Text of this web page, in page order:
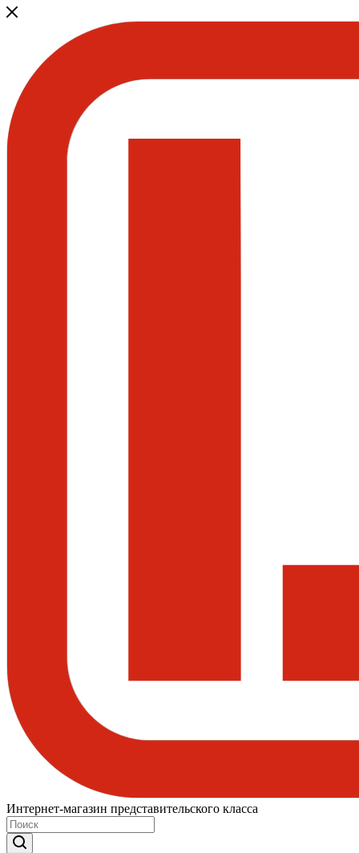
Интернет-магазин представительского класса